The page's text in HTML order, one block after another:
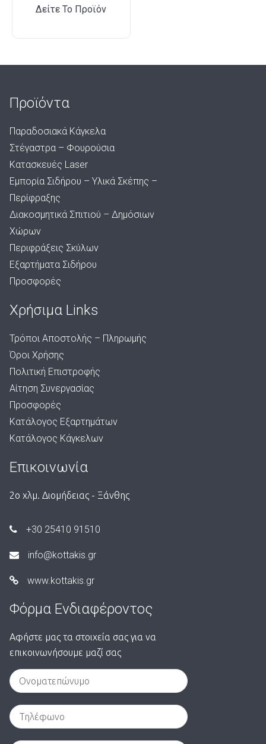
Δείτε Το Προϊόν
Προϊόντα
Παραδοσιακά Κάγκελα
Στέγαστρα – Φουρούσια
Κατασκευές Laser
Εμπορία Σιδήρου – Υλικά Σκέπης –
Περίφραξης
Διακοσμητικά Σπιτιού – Δημόσιων
Χώρων
Περιφράξεις Σκύλων
Εξαρτήματα Σιδήρου
Προσφορές
Χρήσιμα Links
Τρόποι Αποστολής – Πληρωμής
Όροι Χρήσης
Πολιτική Επιστροφής
Αίτηση Συνεργασίας
Προσφορές
Κατάλογος Εξαρτημάτων
Κατάλογος Κάγκελων
Επικοινωνία
2ο χλμ. Διομήδειας - Ξάνθης
+30 25410 91510
info@kottakis.gr
www.kottakis.gr
Φόρμα Ενδιαφέροντος
Αφήστε μας τα στοιχεία σας για να
επικοινωνήσουμε μαζί σας